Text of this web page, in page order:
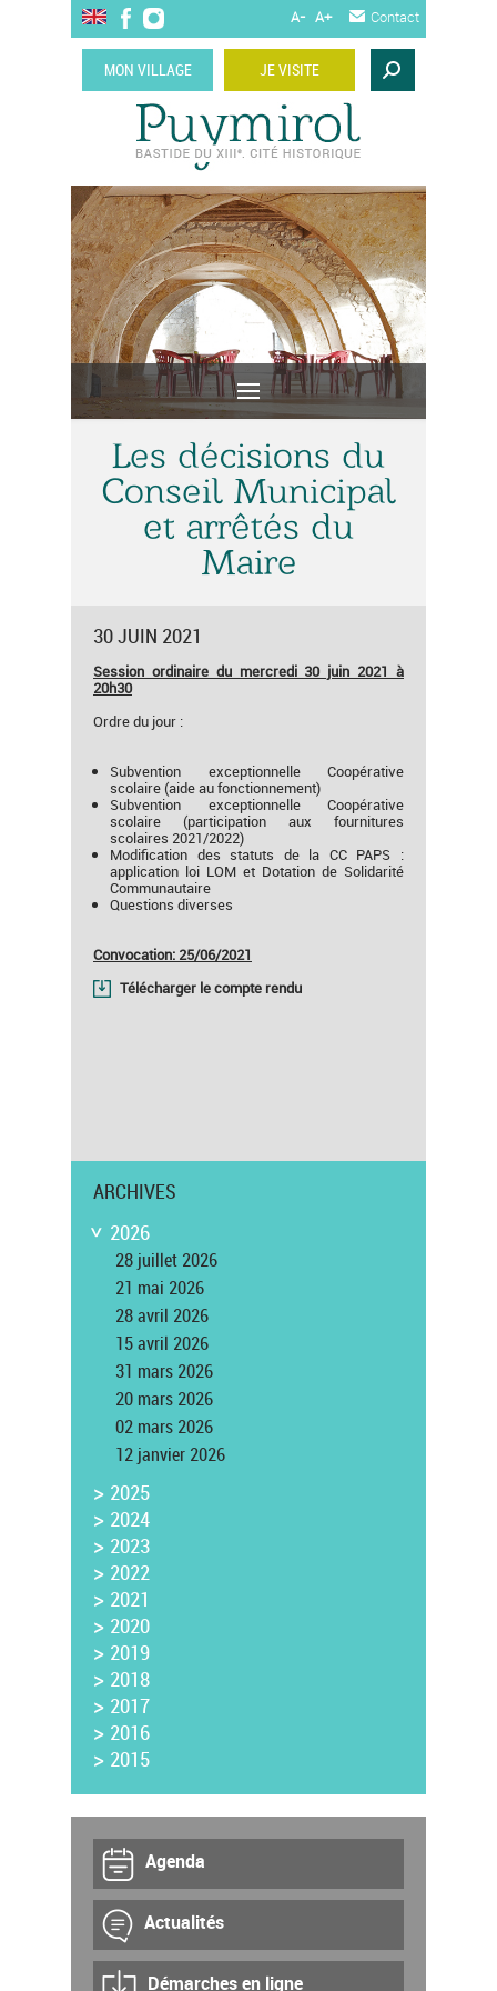
A- A+ Contact
MON VILLAGE JE VISITE
Les décisions du
Conseil Municipal
et arrêtés du
Maire
30 JUIN 2021
Session ordinaire du mercredi 30 juin 2021 à
20h30
Ordre du jour :
Subvention exceptionnelle Coopérative
scolaire (aide au fonctionnement)
Subvention exceptionnelle Coopérative
scolaire (participation aux fournitures
scolaires 2021/2022)
Modification des statuts de la CC PAPS :
application loi LOM et Dotation de Solidarité
Communautaire
Questions diverses
Convocation: 25/06/2021
Télécharger le compte rendu
ARCHIVES
>2026
28 juillet 2026
21 mai 2026
28 avril 2026
15 avril 2026
31 mars 2026
20 mars 2026
02 mars 2026
12 janvier 2026
> 2025
> 2024
> 2023
> 2022
> 2021
> 2020
> 2019
> 2018
> 2017
> 2016
> 2015
Agenda
Actualités
Démarches en ligne